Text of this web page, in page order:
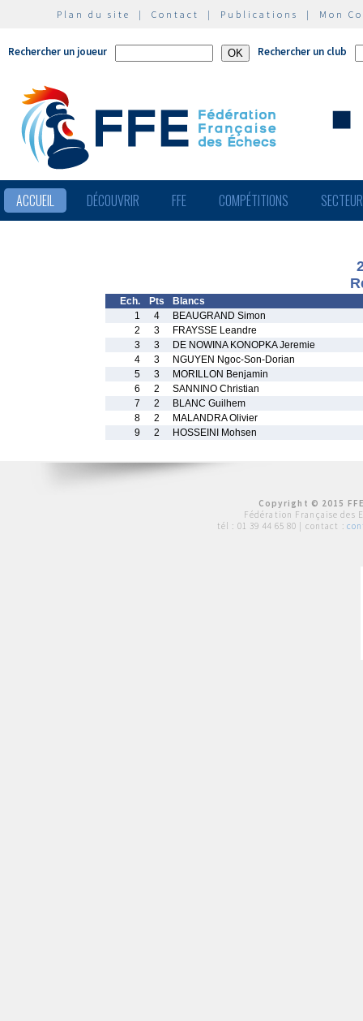
Plan du site | Contact | Publications | Mon
Rechercher un joueur Rechercher un club
ACCUEIL DÉCOUVRIR FFE COMPÉTITIONS
Ech. Pts
Blancs
1
4
BEAUGRAND Simon
2
3
FRAYSSE Leandre
3
3
DE NOWINA KONOPKA Jeremie
4
3
NGUYEN Ngoc-Son-Dorian
5
3
MORILLON Benjamin
6
2
SANNINO Christian
7
2
BLANC Guilhem
8
2
MALANDRA Olivier
9
2 HOSSEINI Mohsen
Copyright © 2015
Fédération Française des
tél : 01 39 44 65 80 | contact :